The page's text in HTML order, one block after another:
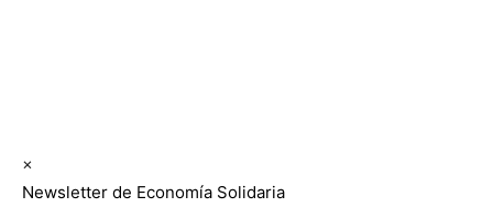
×
Newsletter de Economía Solidaria